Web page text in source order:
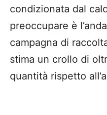
condizionata dal
preoccupare è
campagna di
stima un crollo di
quantità rispetto